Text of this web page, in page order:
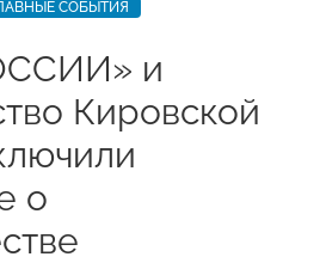
СОБЫТИЯ
и
Кировской
о